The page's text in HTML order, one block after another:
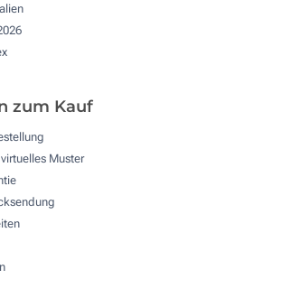
zum Kauf
Muster